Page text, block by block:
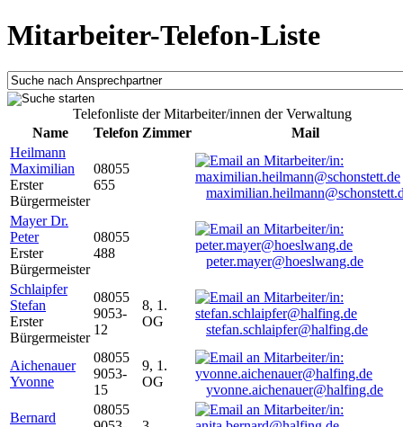
Mitarbeiter-Telefon-Liste
Telefonliste der Mitarbeiter/innen der Verwaltung
Name
Telefon Zimmer
Mail
Heilmann
Maximilian
Erster
Bürgermeister
08055
655
Mayer Dr.
Peter
Erster
Bürgermeister
08055
488
peter.mayer@hoeslwang.de
Schlaipfer
Stefan
Erster
Bürgermeister
08055
9053-
12
8, 1.
OG
stefan.schlaipfer@halfing.de
Aichenauer
Yvonne
08055
9053-
15
9, 1.
OG
yvonne.aichenauer@halfing.de
Bernard
08055